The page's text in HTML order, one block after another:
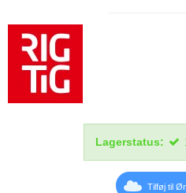
Lagerstatus:
Tilføj til